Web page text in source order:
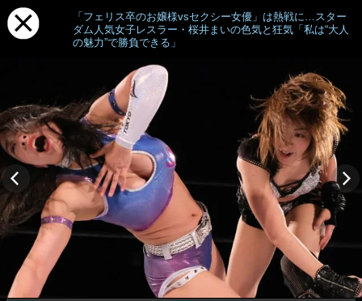
「フェリス卒のお嬢様vsセクシー女優」は熱戦に…スター
ダム人気女子レスラー・桜井まいの色気と狂気「私は“大人
の魅力”で勝負できる」